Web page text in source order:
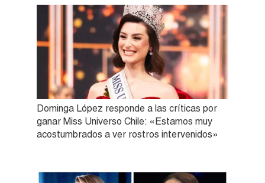
Dominga López responde a las críticas por
ganar Miss Universo Chile: «Estamos muy
acostumbrados a ver rostros intervenidos»